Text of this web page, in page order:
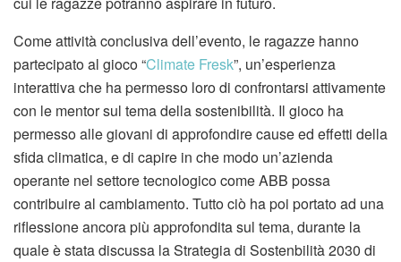
Come attività conclusiva dell’evento, le ragazze hanno
partecipato al gioco “Climate Fresk”, un’esperienza
interattiva che ha permesso loro di confrontarsi attivamente
con le mentor sul tema della sostenibilità. Il gioco ha
permesso alle giovani di approfondire cause ed effetti della
sfida climatica, e di capire in che modo un’azienda
operante nel settore tecnologico come ABB possa
contribuire al cambiamento. Tutto ciò ha poi portato ad una
riflessione ancora più approfondita sul tema, durante la
quale è stata discussa la Strategia di Sostenbilità 2030 di